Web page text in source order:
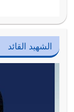
الشهيد القائد